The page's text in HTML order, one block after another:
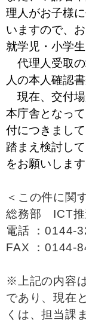
理人がお子様
いますので、
就学児・小学生
代理人受取の
人の本人確認
現在、交付場
本庁舎となっ
付につきまし
踏まえ検討し
をお願いします
＜この件に関
総務部 ICT推
電話 ：0144-
FAX ：0144-
※上記の内容
であり、現在
くは、担当課